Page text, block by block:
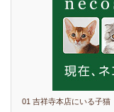
01 吉祥寺本店にいる子猫